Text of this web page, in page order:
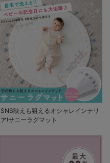
SNS映えも狙えるオシャレインテリ
ア!サニーラグマット